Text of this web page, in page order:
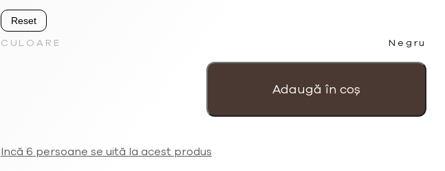
CULOARE Negru
Reset
Cantitate
mare
al
imprimeu
Adaugă în coș
Incă 6 persoane se uită la acest produs